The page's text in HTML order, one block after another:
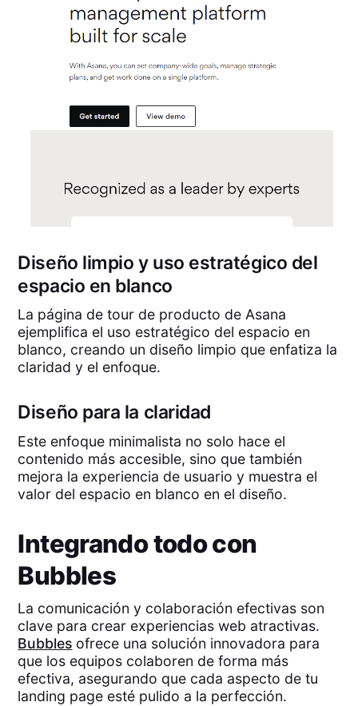
Diseño limpio y uso estratégico del
espacio en blanco
La página de tour de producto de Asana
ejemplifica el uso estratégico del espacio en
blanco, creando un diseño limpio que enfatiza la
claridad y el enfoque.
Diseño para la claridad
Este enfoque minimalista no solo hace el
contenido más accesible, sino que también
mejora la experiencia de usuario y muestra el
valor del espacio en blanco en el diseño.
Integrando todo con
Bubbles
La comunicación y colaboración efectivas son
clave para crear experiencias web atractivas.
Bubbles ofrece una solución innovadora para
que los equipos colaboren de forma más
efectiva, asegurando que cada aspecto de tu
landing page esté pulido a la perfección.